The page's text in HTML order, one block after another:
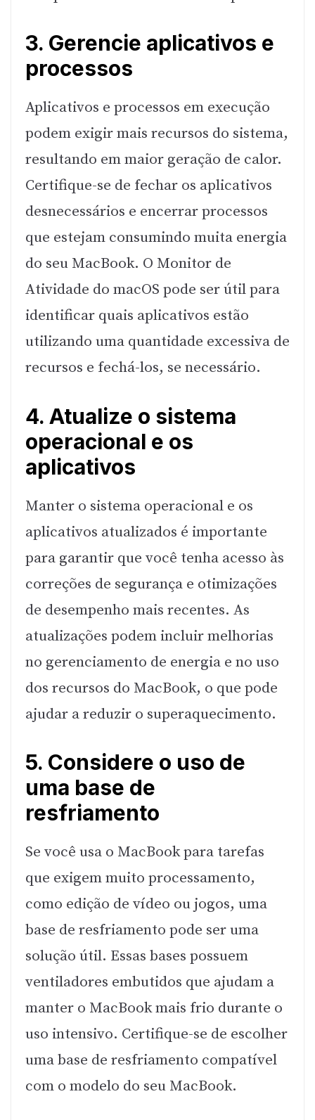
3. Gerencie aplicativos e
processos
Aplicativos e processos em execução
podem exigir mais recursos do sistema,
resultando em maior geração de calor.
Certifique-se de fechar os aplicativos
desnecessários e encerrar processos
que estejam consumindo muita energia
do seu MacBook. O Monitor de
Atividade do macOS pode ser útil para
identificar quais aplicativos estão
utilizando uma quantidade excessiva de
recursos e fechá-los, se necessário.
4. Atualize o sistema
operacional e os
aplicativos
Manter o sistema operacional e os
aplicativos atualizados é importante
para garantir que você tenha acesso às
correções de segurança e otimizações
de desempenho mais recentes. As
atualizações podem incluir melhorias
no gerenciamento de energia e no uso
dos recursos do MacBook, o que pode
ajudar a reduzir o superaquecimento.
5. Considere o uso de
uma base de
resfriamento
Se você usa o MacBook para tarefas
que exigem muito processamento,
como edição de vídeo ou jogos, uma
base de resfriamento pode ser uma
solução útil. Essas bases possuem
ventiladores embutidos que ajudam a
manter o MacBook mais frio durante o
uso intensivo. Certifique-se de escolher
uma base de resfriamento compatível
com o modelo do seu MacBook.